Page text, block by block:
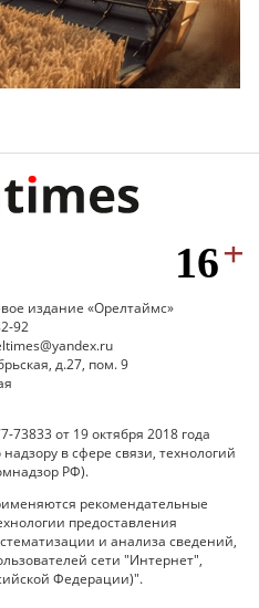
издание «Орелтаймс»
92
д.27, пом. 9
от 19 октября 2018 года
в сфере связи, технологий
РФ).
рекомендательные
предоставления
и анализа сведений,
сети "Интернет",
Федерации)".